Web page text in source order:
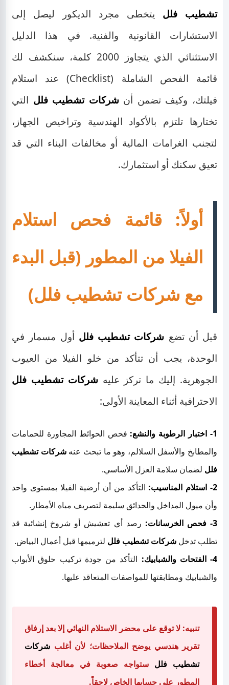
تشطيب فلل يتخطى مجرد الديكور ليصل إلى
الاستشارات القانونية والفنية. في هذا الدليل
الاستثنائي الذي يتجاوز 2000 كلمة، سنكشف لك
قائمة الفحص الشاملة (Checklist) عند استلام
فيلتك، وكيف تضمن أنشركات تشطيب فلل التي
تختارها تلتزم بالأكواد الهندسية وتراخيص الجهاز،
لتجنب الغرامات المالية أو مخالفات البناء التي قد
تعيق سكنك أو استثمارك.
أولاً: قائمة فحص استلام
الفيلا من المطور (قبل البدء
مع شركات تشطيب فلل)
قبل أن تضع شركات تشطيب فلل أول مسمار في
الوحدة، يجب أن تتأكد من خلو الفيلا من العيوب
الجوهرية. إليك ما تركز عليهشركات تشطيب فلل
الاحترافية أثناء المعاينة الأولى:
1- اختبار الرطوبة والنشع:
فحص الحوائط المجاورة للحمامات
والمطابخ والأسفل السلالم، وهو ما تبحث عنهشركات تشطيب
فلل لضمان سلامة العزل الأساسي.
2- استلام المناسيب:
التأكد من أن أرضية الفيلا بمستوى واحد
وأن ميول المداخل والحدائق سليمة لتصريف مياه الأمطار.
3- فحص الخرسانات:
رصد أي تعشيش أو شروخ إنشائية قد
تطلب تدخل شركات تشطيب فلل لترميمها قبل أعمال البياض.
4- الفتحات والشبابيك:
التأكد من جودة تركيب حلوق الأبواب
والشبابيك ومطابقتها للمواصفات المتعاقد عليها.
تنبيه: لا توقع على محضر الاستلام النهائي إلا بعد إرفاق
تقرير هندسي يوضح الملاحظات؛ لأن أغلب شركات
تشطيب فلل ستواجه صعوبة في معالجة أخطاء
المطور على حسابها الخاص لاحقاً.